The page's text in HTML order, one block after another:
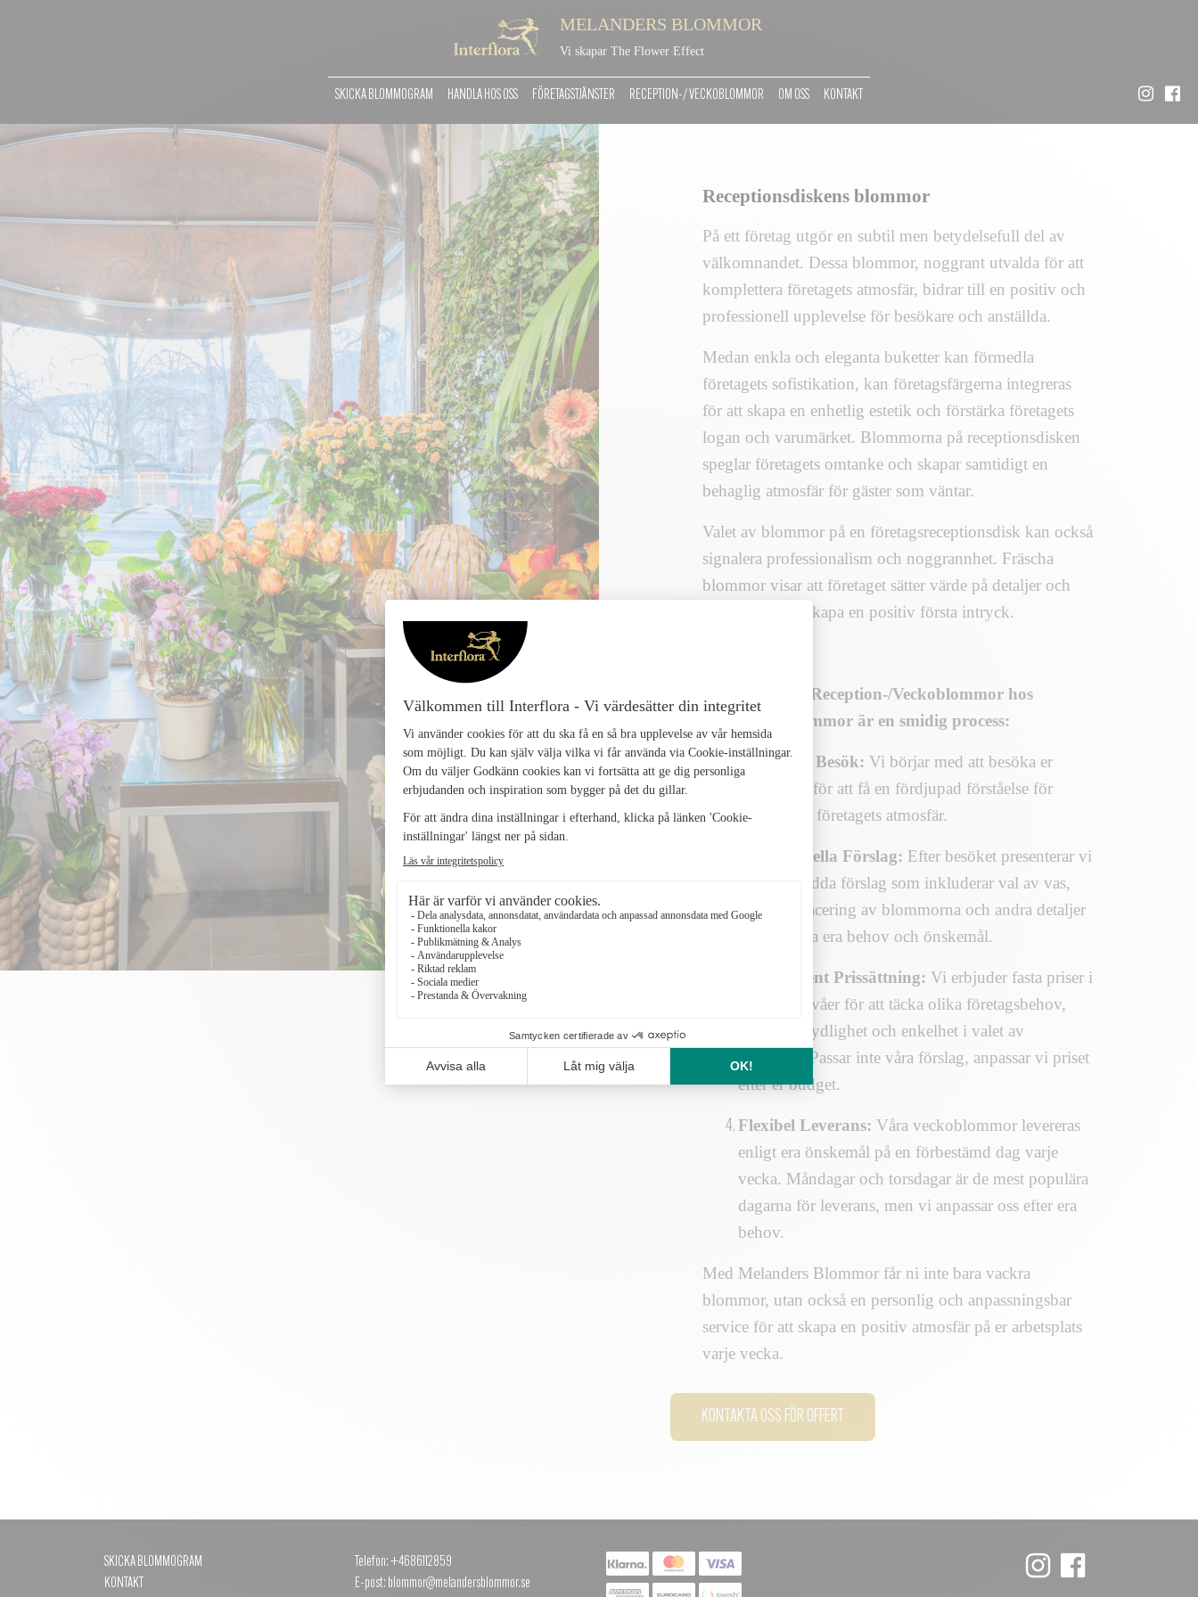
MELANDERS BLOMMOR
Vi skapar The Flower Effect
SKICKA BLOMMOGRAM HANDLA HOS OSS FÖRETAGSTJÄNSTER RECEPTION-/ VECKOBLOMMOR OM OSS KONTAKT
Receptionsdiskens blommor
På ett företag utgör en subtil men betydelsefull del av
välkomnandet. Dessa blommor, noggrant utvalda för att
komplettera företagets atmosfär, bidrar till en positiv och
professionell upplevelse för besökare och anställda.
Medan enkla och eleganta buketter kan förmedla
företagets sofistikation, kan företagsfärgerna integreras
för att skapa en enhetlig estetik och förstärka företagets
logan och varumärket. Blommorna på receptionsdisken
speglar företagets omtanke och skapar samtidigt en
behaglig atmosfär för gäster som väntar.
Valet av blommor på en företagsreceptionsdisk kan också
signalera professionalism och noggrannhet. Fräscha
blommor visar att företaget sätter värde på detaljer och
strävar efter att skapa en positiv första intryck.
Beställning av Reception-/Veckoblommor hos
Melanders Blommor är en smidig process:
Personligt Besök: Vi börjar med att besöka er
arbetsplats för att få en fördjupad förståelse för
miljön och företagets atmosfär.
Professionella Förslag: Efter besöket presenterar vi
skräddarsydda förslag som inkluderar val av vas,
optimal placering av blommorna och andra detaljer
för att passa era behov och önskemål.
Transparent Prissättning: Vi erbjuder fasta priser i
tre olika nivåer för att täcka olika företagsbehov,
vilket ger tydlighet och enkelhet i valet av
blommor. Passar inte våra förslag, anpassar vi priset
efter er budget.
Flexibel Leverans: Våra veckoblommor levereras
enligt era önskemål på en förbestämd dag varje
vecka. Måndagar och torsdagar är de mest populära
dagarna för leverans, men vi anpassar oss efter era
behov.
Med Melanders Blommor får ni inte bara vackra
blommor, utan också en personlig och anpassningsbar
service för att skapa en positiv atmosfär på er arbetsplats
varje vecka.
KONTAKTA OSS FÖR OFFERT
SKICKA BLOMMOGRAM
KONTAKT
Telefon: +4686112859
E-post: blommor@melandersblommor.se